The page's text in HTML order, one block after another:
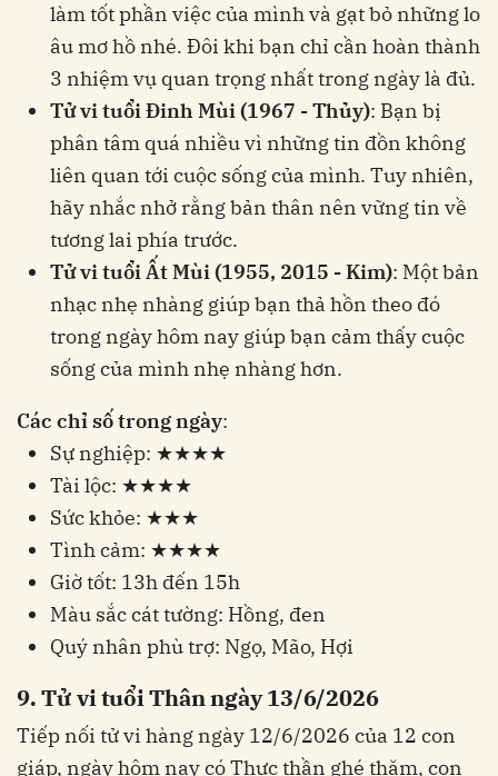
làm tốt phần việc của mình và gạt bỏ những lo
âu mơ hồ nhé. Đôi khi bạn chỉ cần hoàn thành
3 nhiệm vụ quan trọng nhất trong ngày là đủ.
Tử vi tuổi Đinh Mùi (1967 - Thủy): Bạn bị
phân tâm quá nhiều vì những tin đồn không
liên quan tới cuộc sống của mình. Tuy nhiên,
hãy nhắc nhở rằng bản thân nên vững tin về
tương lai phía trước.
Tử vi tuổi Ất Mùi (1955, 2015 - Kim): Một bản
nhạc nhẹ nhàng giúp bạn thả hồn theo đó
trong ngày hôm nay giúp bạn cảm thấy cuộc
sống của mình nhẹ nhàng hơn.
Các chỉ số trong ngày:
Sự nghiệp: ★★★★
Tài lộc: ★★★★
Sức khỏe: ★★★
Tình cảm: ★★★★
Giờ tốt: 13h đến 15h
Màu sắc cát tường: Hồng, đen
Quý nhân phù trợ: Ngọ, Mão, Hợi
9. Tử vi tuổi Thân ngày 13/6/2026
Tiếp nối tử vi hàng ngày 12/6/2026 của 12 con
giáp, ngày hôm nay có Thực thần ghé thăm, con